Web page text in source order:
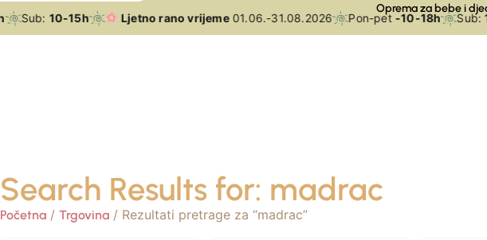
Sub:10-15h Ljetno rano vrijeme01.06.-31.08.2026 Pon-pet-10-18h Sub:
Oprema za bebe i
Search Results for: madrac
Početna/ Trgovina/ Rezultati pretrage za “madrac”